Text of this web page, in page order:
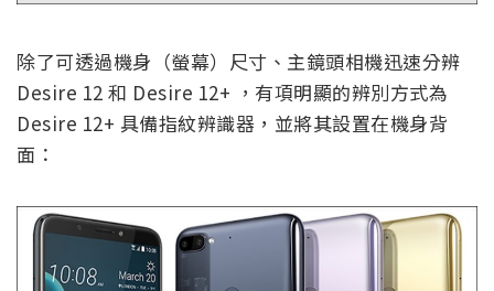
除了可透過機身（螢幕）尺寸、主鏡頭相機迅速分辨
Desire 12 和 Desire 12+ ，有項明顯的辨別方式為
Desire 12+ 具備指紋辨識器，並將其設置在機身背
面：